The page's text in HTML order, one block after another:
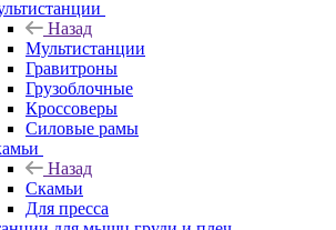
Назад
Мультистанции
Гравитроны
Грузоблочные
Кроссоверы
Силовые рамы
Назад
Скамьи
Для пресса